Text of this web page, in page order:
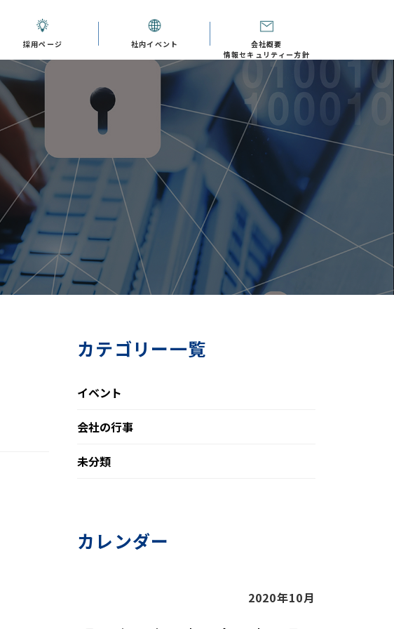
採用ページ 社内イベント
会社概要
情報セキュリティー方針
カテゴリー一覧
イベント
会社の行事
未分類
カレンダー
2020年10月